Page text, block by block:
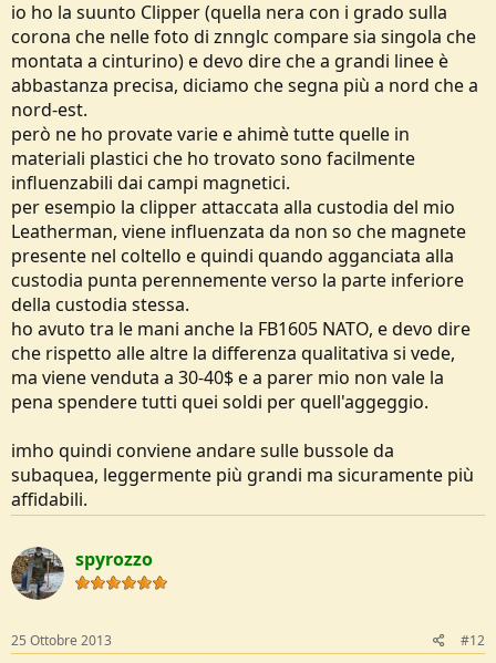
io ho la suunto Clipper (quella nera con i grado sulla
corona che nelle foto di znnglc compare sia singola che
montata a cinturino) e devo dire che a grandi linee è
abbastanza precisa, diciamo che segna più a nord che a
nord-est.
però ne ho provate varie e ahimè tutte quelle in
materiali plastici che ho trovato sono facilmente
influenzabili dai campi magnetici.
per esempio la clipper attaccata alla custodia del mio
Leatherman, viene influenzata da non so che magnete
presente nel coltello e quindi quando agganciata alla
custodia punta perennemente verso la parte inferiore
della custodia stessa.
ho avuto tra le mani anche la FB1605 NATO, e devo dire
che rispetto alle altre la differenza qualitativa si vede,
ma viene venduta a 30-40$ e a parer mio non vale la
pena spendere tutti quei soldi per quell'aggeggio.
imho quindi conviene andare sulle bussole da
subaquea, leggermente più grandi ma sicuramente più
affidabili.
spyrozzo
25 Ottobre 2013 #12